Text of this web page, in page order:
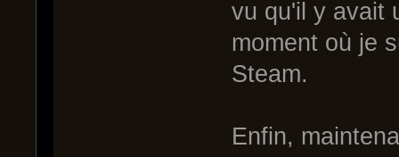
vu qu'il y avait
moment où je
Steam.
Enfin,